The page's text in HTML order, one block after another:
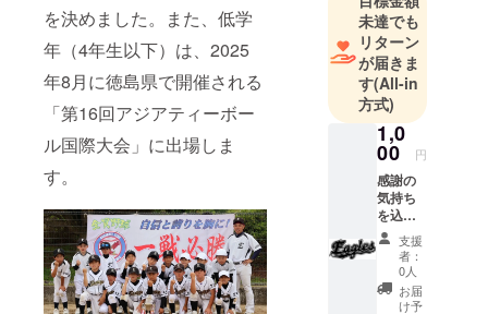
を決めました。また、低学
年（4年生以下）は、2025
年8月に徳島県で開催される
「第16回アジアティーボー
ル国際大会」に出場しま
す。
未達でも
リターン
が届きま
す(All-in
方式)
1,0
00 円
感謝の
気持ち
を込め
て「お
礼の
メッ
セー
ジ」を
支援
者：
0人
お届
け予